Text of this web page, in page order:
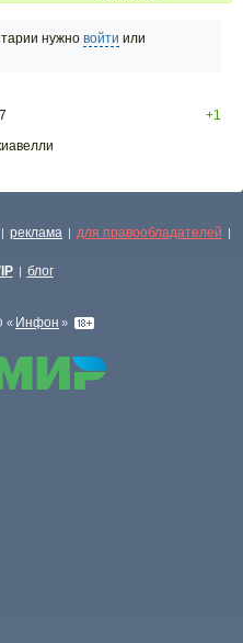
нужно войти или
+1
| реклама | для правообладателей |
| блог
« Инфон »